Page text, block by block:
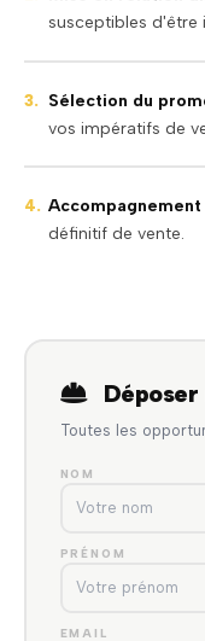
susceptibles d'être
3. Sélection du
vos impératifs de
4.
définitif de vente.
Toutes les
NOM
PRÉNOM
EMAIL